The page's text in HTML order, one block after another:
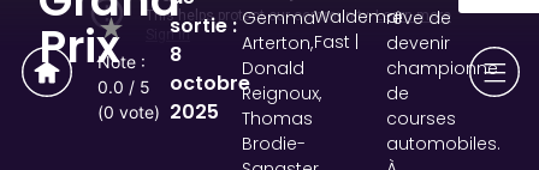
Prix
★
Note :
0.0 / 5
(0 vote)
sortie :
8
octobre
2025
Gemma
Arterton,
Donald
Reignoux,
Thomas
Brodie-
Waldemar
Fast |
rêve de
devenir
championne
de
courses
automobiles.